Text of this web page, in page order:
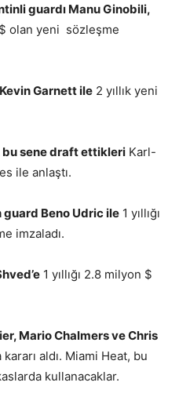
guardı Manu Ginobili,
$ olan yeni sözleşme
Garnett ile 2 yıllık yeni
sene draft ettikleri Karl-
ile anlaştı.
Beno Udric ile 1 yıllığı
imzaladı.
1 yıllığı 2.8 milyon $
Mario Chalmers ve Chris
kararı aldı. Miami Heat, bu
kullanacaklar.